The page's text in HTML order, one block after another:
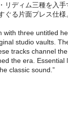
リディム三種を入
ぐる片面プレス仕様
with three untitled
studio vaults.
tracks channel
the era. Essential
classic sound.”